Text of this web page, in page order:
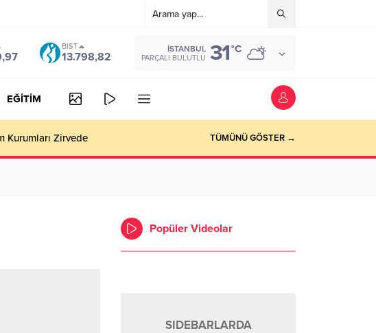
BIST
13.798,82
İSTANBUL
PARÇALI BULUTLU 31°C
EĞİTİM
Kurumları Zirvede TÜMÜNÜ GÖSTER →
Popüler Videolar
SIDEBARLARDA